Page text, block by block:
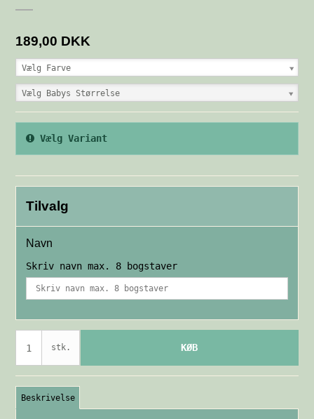
189,00 DKK
Vælg Farve
Vælg Babys Størrelse
Vælg Variant
Tilvalg
Navn
Skriv navn max. 8 bogstaver
stk. KØB
Beskrivelse